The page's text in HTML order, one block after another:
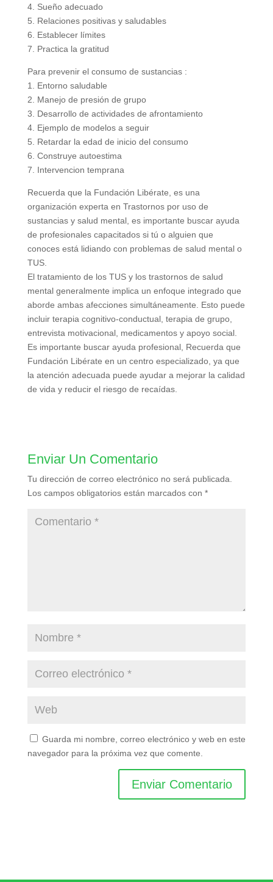
4. Sueño adecuado
5. Relaciones positivas y saludables
6. Establecer límites
7. Practica la gratitud
Para prevenir el consumo de sustancias :
1. Entorno saludable
2. Manejo de presión de grupo
3. Desarrollo de actividades de afrontamiento
4. Ejemplo de modelos a seguir
5. Retardar la edad de inicio del consumo
6. Construye autoestima
7. Intervencion temprana
Recuerda que la Fundación Libérate, es una
organización experta en Trastornos por uso de
sustancias y salud mental, es importante buscar ayuda
de profesionales capacitados si tú o alguien que
conoces está lidiando con problemas de salud mental o
TUS.
El tratamiento de los TUS y los trastornos de salud
mental generalmente implica un enfoque integrado que
aborde ambas afecciones simultáneamente. Esto puede
incluir terapia cognitivo-conductual, terapia de grupo,
entrevista motivacional, medicamentos y apoyo social.
Es importante buscar ayuda profesional, Recuerda que
Fundación Libérate en un centro especializado, ya que
la atención adecuada puede ayudar a mejorar la calidad
de vida y reducir el riesgo de recaídas.
Enviar Un Comentario
Tu dirección de correo electrónico no será publicada.
Los campos obligatorios están marcados con *
Guarda mi nombre, correo electrónico y web en este
navegador para la próxima vez que comente.